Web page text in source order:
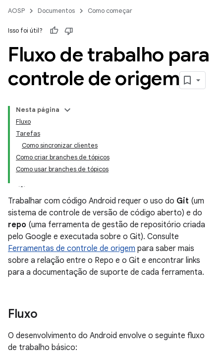
AOSP Documentos Como começar
Isso foi útil?
Fluxo de trabalho para
controle de origem
Nesta página
Fluxo
Tarefas
Como sincronizar clientes
Como criar branches de tópicos
Como usar branches de tópicos
Trabalhar com código Android requer o uso do Git (um
sistema de controle de versão de código aberto) e do
repo (uma ferramenta de gestão de repositório criada
pelo Google e executada sobre o Git). Consulte
Ferramentas de controle de origem para saber mais
sobre a relação entre o Repo e o Git e encontrar links
para a documentação de suporte de cada ferramenta.
Fluxo
O desenvolvimento do Android envolve o seguinte fluxo
de trabalho básico: